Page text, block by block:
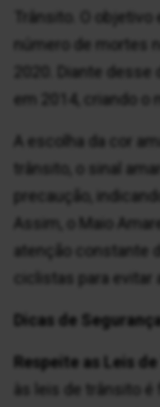
Trânsito. O objetivo
número de mortes
2020. Diante
em 2014, criando o
A escolha da cor
trânsito, o sinal
precaução,
Assim, o Maio
atenção constante
ciclistas para evitar
Dicas de
Respeite as Leis
às leis de trânsito